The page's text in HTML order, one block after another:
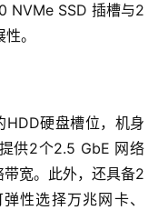
NVMe SSD 插槽与2
。
硬盘槽位，机身
供2个2.5 GbE 网络
宽。此外，还具备2
性选择万兆网卡、